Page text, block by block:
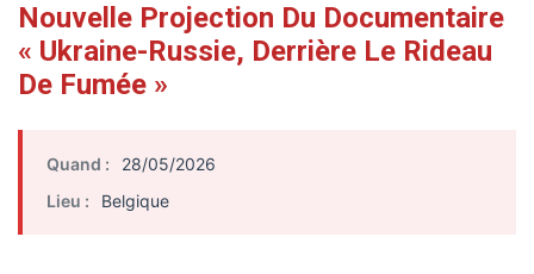
Nouvelle Projection Du Documentaire
« Ukraine-Russie, Derrière Le Rideau
De Fumée »
Quand :
28/05/2026
Lieu :
Belgique